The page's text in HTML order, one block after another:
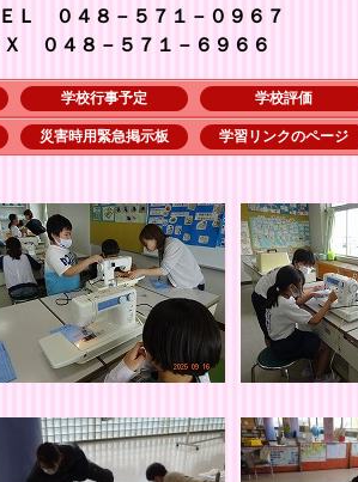
１－０９６７
－６９６６
学校行事予定 学校評価
災害時用緊急掲示板 学習リンクのページ
みなさま